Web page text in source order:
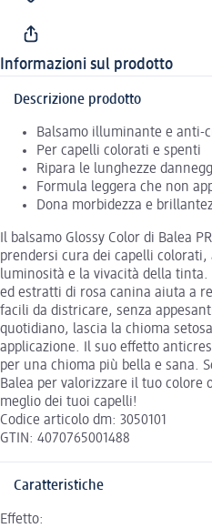
Informazioni sul prodotto
Descrizione prodotto
Balsamo illuminante e anti-
Per capelli colorati e spenti
Ripara le lunghezze
Formula leggera che non
Dona morbidezza e
Il balsamo Glossy Color di Balea
prendersi cura dei capelli colorati,
luminosità e la vivacità della
ed estratti di rosa canina aiuta a
facili da districare, senza
quotidiano, lascia la chioma
applicazione. Il suo effetto
per una chioma più bella e sana.
Balea per valorizzare il tuo
meglio dei tuoi capelli!
Codice articolo dm: 3050101
GTIN: 4070765001488
Caratteristiche
Effetto: